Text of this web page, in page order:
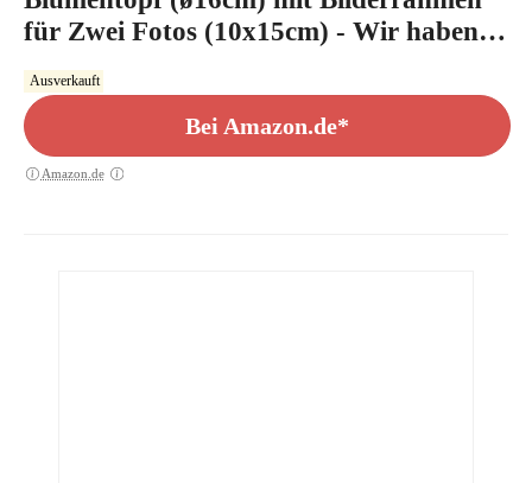
für Zwei Fotos (10x15cm) - Wir haben
Dich lieb
Ausverkauft
Bei Amazon.de*
Amazon.de